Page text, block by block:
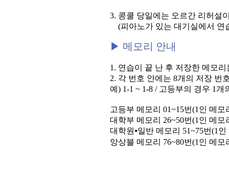
3. 콩쿨 당일에는 오르간 리허설
(피아노가 있는 대기실에서 연
▶ 메모리 안내
1. 연습이 끝 난 후 저장한 메모
2. 각 번호 안에는 8개의 저장 번
예) 1-1 ~ 1-8 / 고등부의 경우 1
고등부 메모리 01~15번(1인 메모
대학부 메모리 26~50번(1인 메모
대학원⦁일반 메모리 51~75번(1
앙상블 메모리 76~80번(1인 메모